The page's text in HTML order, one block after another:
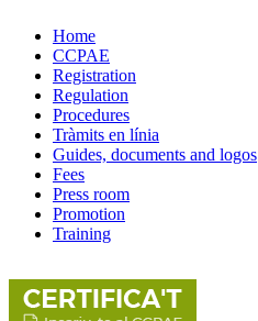
Home
CCPAE
Registration
Regulation
Procedures
Tràmits en línia
Guides, documents and logos
Fees
Press room
Promotion
Training